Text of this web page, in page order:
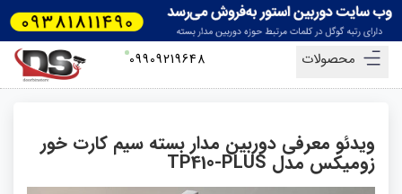
محصولات 09909219648
ویدئو معرفی دوربین مدار بسته سیم کارت خور
زومیکس مدل TP410-PLUS